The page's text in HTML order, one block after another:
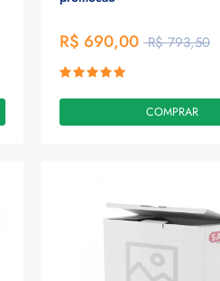
R$ 690,00 R$ 793,50
COMPRAR